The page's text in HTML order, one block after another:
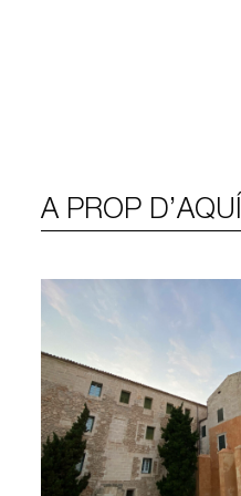
A PROP D’AQUÍ